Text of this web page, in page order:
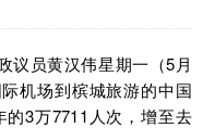
议员黄汉伟星期一（5月
机场到槟城旅游的中国
的3万7711人次，增至去